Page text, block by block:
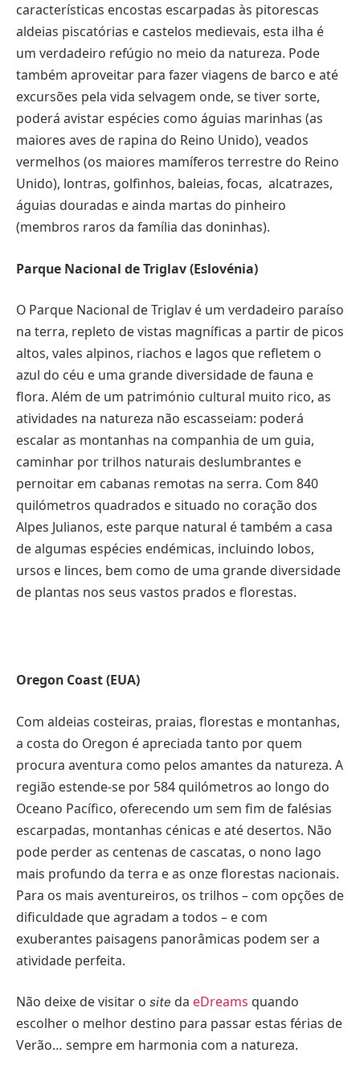
características encostas escarpadas às pitorescas
aldeias piscatórias e castelos medievais, esta ilha é
um verdadeiro refúgio no meio da natureza. Pode
também aproveitar para fazer viagens de barco e até
excursões pela vida selvagem onde, se tiver sorte,
poderá avistar espécies como águias marinhas (as
maiores aves de rapina do Reino Unido), veados
vermelhos (os maiores mamíferos terrestre do Reino
Unido), lontras, golfinhos, baleias, focas, alcatrazes,
águias douradas e ainda martas do pinheiro
(membros raros da família das doninhas).
Parque Nacional de Triglav (Eslovénia)
O Parque Nacional de Triglav é um verdadeiro paraíso
na terra, repleto de vistas magníficas a partir de picos
altos, vales alpinos, riachos e lagos que refletem o
azul do céu e uma grande diversidade de fauna e
flora. Além de um património cultural muito rico, as
atividades na natureza não escasseiam: poderá
escalar as montanhas na companhia de um guia,
caminhar por trilhos naturais deslumbrantes e
pernoitar em cabanas remotas na serra. Com 840
quilómetros quadrados e situado no coração dos
Alpes Julianos, este parque natural é também a casa
de algumas espécies endémicas, incluindo lobos,
ursos e linces, bem como de uma grande diversidade
de plantas nos seus vastos prados e florestas.
Oregon Coast (EUA)
Com aldeias costeiras, praias, florestas e montanhas,
a costa do Oregon é apreciada tanto por quem
procura aventura como pelos amantes da natureza. A
região estende-se por 584 quilómetros ao longo do
Oceano Pacífico, oferecendo um sem fim de falésias
escarpadas, montanhas cénicas e até desertos. Não
pode perder as centenas de cascatas, o nono lago
mais profundo da terra e as onze florestas nacionais.
Para os mais aventureiros, os trilhos – com opções de
dificuldade que agradam a todos – e com
exuberantes paisagens panorâmicas podem ser a
atividade perfeita.
Não deixe de visitar o site da eDreams quando
escolher o melhor destino para passar estas férias de
Verão… sempre em harmonia com a natureza.